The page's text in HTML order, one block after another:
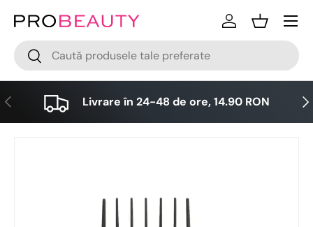
Sari la conținut
Cǎutare
Cǎutare
LogareCos
Meniu
Anterior Livrare în 24-48 de ore, 14.90 RON